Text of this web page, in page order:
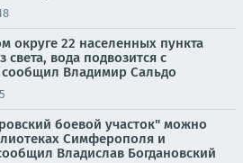
округе 22 населенных пункта
света, вода подвозится с
Владимир Сальдо
боевой участок" можно
Симферополя и
Владислав Богдановский